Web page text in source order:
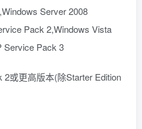
Server 2008
Pack 2,Windows Vista
Service Pack 3
或更高版本(除Starter Edition